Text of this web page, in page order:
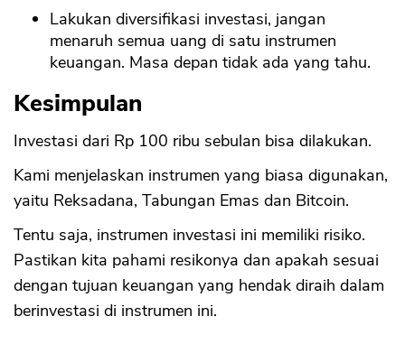
Lakukan diversifikasi investasi, jangan
menaruh semua uang di satu instrumen
keuangan. Masa depan tidak ada yang tahu.
Kesimpulan
Investasi dari Rp 100 ribu sebulan bisa dilakukan.
Kami menjelaskan instrumen yang biasa digunakan,
yaitu Reksadana, Tabungan Emas dan Bitcoin.
Tentu saja, instrumen investasi ini memiliki risiko.
Pastikan kita pahami resikonya dan apakah sesuai
dengan tujuan keuangan yang hendak diraih dalam
berinvestasi di instrumen ini.